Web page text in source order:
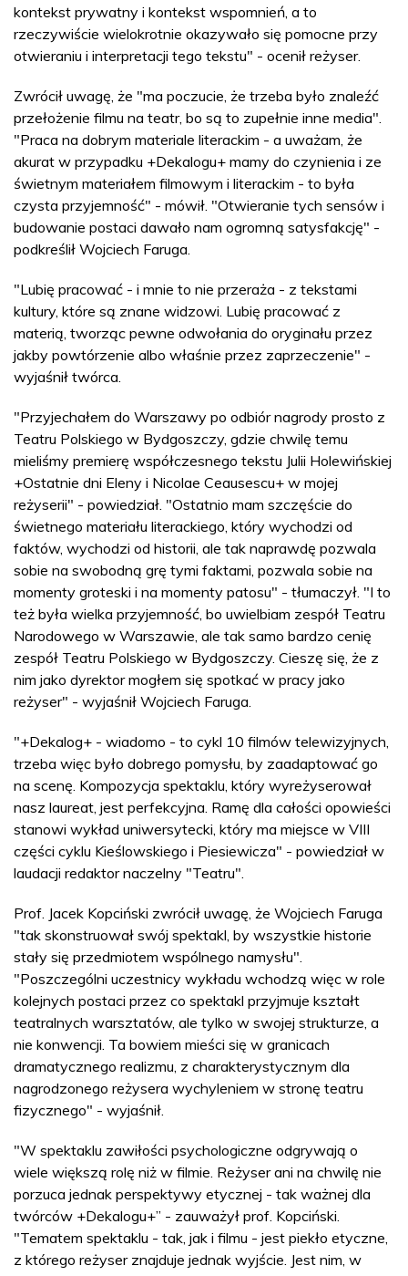
kontekst prywatny i kontekst wspomnień, a to
rzeczywiście wielokrotnie okazywało się pomocne przy
otwieraniu i interpretacji tego tekstu" - ocenił reżyser.
Zwrócił uwagę, że "ma poczucie, że trzeba było znaleźć
przełożenie filmu na teatr, bo są to zupełnie inne media".
"Praca na dobrym materiale literackim - a uważam, że
akurat w przypadku +Dekalogu+ mamy do czynienia i ze
świetnym materiałem filmowym i literackim - to była
czysta przyjemność" - mówił. "Otwieranie tych sensów i
budowanie postaci dawało nam ogromną satysfakcję" -
podkreślił Wojciech Faruga.
"Lubię pracować - i mnie to nie przeraża - z tekstami
kultury, które są znane widzowi. Lubię pracować z
materią, tworząc pewne odwołania do oryginału przez
jakby powtórzenie albo właśnie przez zaprzeczenie" -
wyjaśnił twórca.
"Przyjechałem do Warszawy po odbiór nagrody prosto z
Teatru Polskiego w Bydgoszczy, gdzie chwilę temu
mieliśmy premierę współczesnego tekstu Julii Holewińskiej
+Ostatnie dni Eleny i Nicolae Ceausescu+ w mojej
reżyserii" - powiedział. "Ostatnio mam szczęście do
świetnego materiału literackiego, który wychodzi od
faktów, wychodzi od historii, ale tak naprawdę pozwala
sobie na swobodną grę tymi faktami, pozwala sobie na
momenty groteski i na momenty patosu" - tłumaczył. "I to
też była wielka przyjemność, bo uwielbiam zespół Teatru
Narodowego w Warszawie, ale tak samo bardzo cenię
zespół Teatru Polskiego w Bydgoszczy. Cieszę się, że z
nim jako dyrektor mogłem się spotkać w pracy jako
reżyser" - wyjaśnił Wojciech Faruga.
"+Dekalog+ - wiadomo - to cykl 10 filmów telewizyjnych,
trzeba więc było dobrego pomysłu, by zaadaptować go
na scenę. Kompozycja spektaklu, który wyreżyserował
nasz laureat, jest perfekcyjna. Ramę dla całości opowieści
stanowi wykład uniwersytecki, który ma miejsce w VIII
części cyklu Kieślowskiego i Piesiewicza" - powiedział w
laudacji redaktor naczelny "Teatru".
Prof. Jacek Kopciński zwrócił uwagę, że Wojciech Faruga
"tak skonstruował swój spektakl, by wszystkie historie
stały się przedmiotem wspólnego namysłu".
"Poszczególni uczestnicy wykładu wchodzą więc w role
kolejnych postaci przez co spektakl przyjmuje kształt
teatralnych warsztatów, ale tylko w swojej strukturze, a
nie konwencji. Ta bowiem mieści się w granicach
dramatycznego realizmu, z charakterystycznym dla
nagrodzonego reżysera wychyleniem w stronę teatru
fizycznego" - wyjaśnił.
"W spektaklu zawiłości psychologiczne odgrywają o
wiele większą rolę niż w filmie. Reżyser ani na chwilę nie
porzuca jednak perspektywy etycznej - tak ważnej dla
twórców +Dekalogu+” - zauważył prof. Kopciński.
"Tematem spektaklu - tak, jak i filmu - jest piekło etyczne,
z którego reżyser znajduje jednak wyjście. Jest nim, w